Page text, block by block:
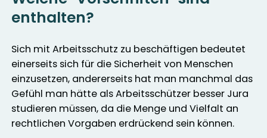
enthalten?
Sich mit Arbeitsschutz zu beschäftigen bedeutet
einerseits sich für die Sicherheit von Menschen
einzusetzen, andererseits hat man manchmal das
Gefühl man hätte als Arbeitsschützer besser Jura
studieren müssen, da die Menge und Vielfalt an
rechtlichen Vorgaben erdrückend sein können.